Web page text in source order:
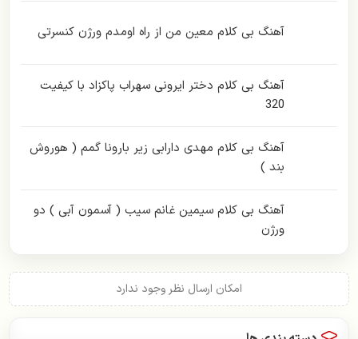
آهنگ بی کلام معین من از راه اومدم ورژن کنسرتی
آهنگ بی کلام دختر ایرونی سهراب پاکزاد با کیفیت
320
آهنگ بی کلام مهدی دارابی زیر بارونا گمم ( هوروش
بند )
آهنگ بی کلام سیمین غانم سیب ( آسمون آبی ) دو
ورژن
امکان ارسال نظر وجود ندارد